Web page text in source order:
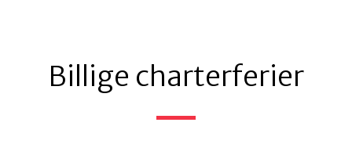
Billige charterferier